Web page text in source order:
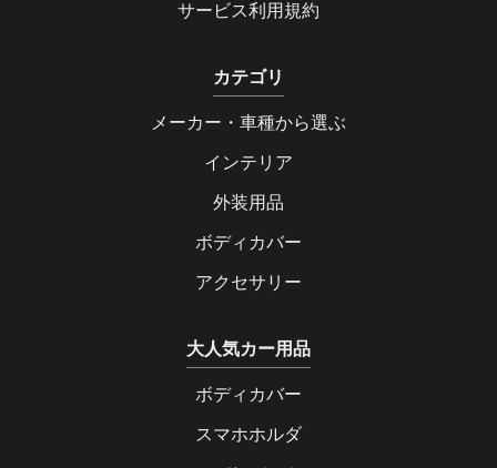
サービス利用規約
カテゴリ
メーカー・車種から選ぶ
インテリア
外装用品
ボディカバー
アクセサリー
大人気カー用品
ボディカバー
スマホホルダ